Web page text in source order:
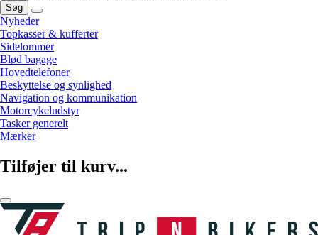
Søg
Nyheder
Topkasser & kufferter
Sidelommer
Blød bagage
Hovedtelefoner
Beskyttelse og synlighed
Navigation og kommunikation
Motorcykeludstyr
Tasker generelt
Mærker
Tilføjer til kurv...